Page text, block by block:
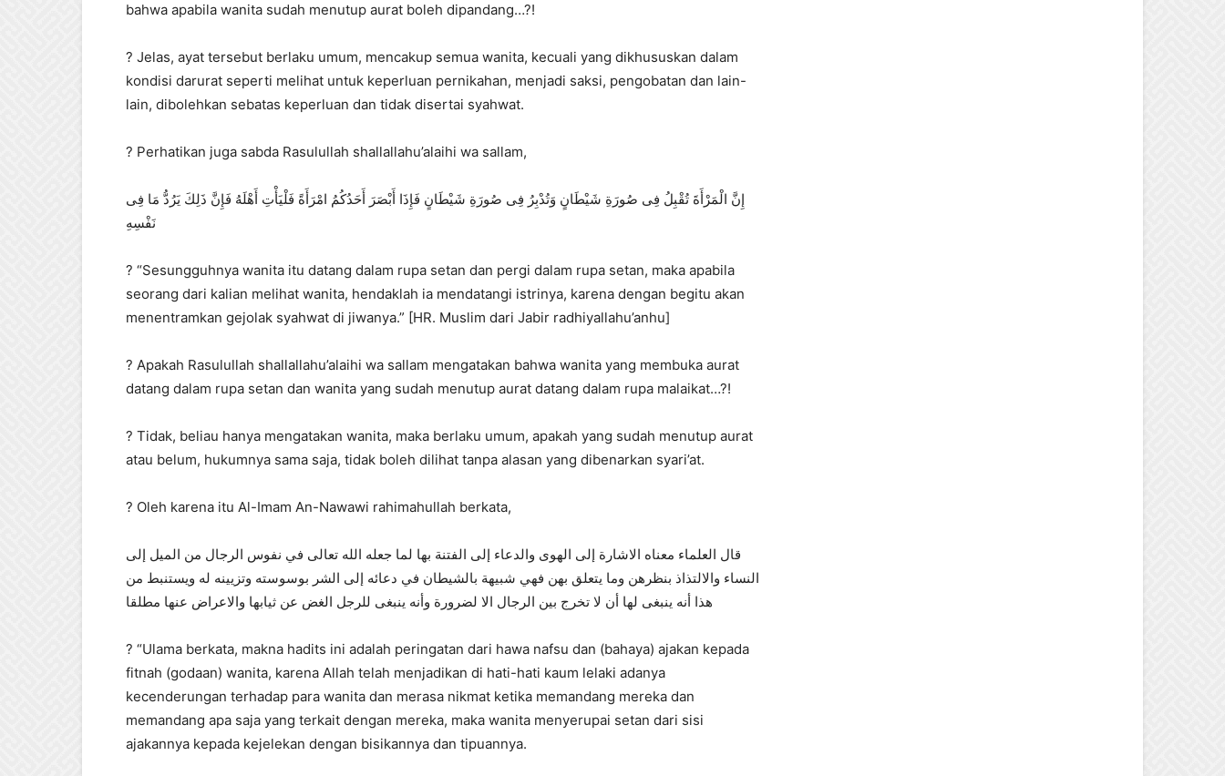
bahwa apabila wanita sudah menutup aurat boleh dipandang…?!
? Jelas, ayat tersebut berlaku umum, mencakup semua wanita, kecuali yang dikhususkan dalam
kondisi darurat seperti melihat untuk keperluan pernikahan, menjadi saksi, pengobatan dan lain-
lain, dibolehkan sebatas keperluan dan tidak disertai syahwat.
? Perhatikan juga sabda Rasulullah shallallahu’alaihi wa sallam,
إِنَّ الْمَرْأَةَ تُقْبِلُ فِى صُورَةِ شَيْطَانٍ وَتُدْبِرُ فِى صُورَةِ شَيْطَانٍ فَإِذَا أَبْصَرَ أَحَدُكُمُ امْرَأَةً فَلْيَأْتِ أَهْلَهُ فَإِنَّ ذَلِكَ يَرُدُّ مَا فِى
نَفْسِهِ
? “Sesungguhnya wanita itu datang dalam rupa setan dan pergi dalam rupa setan, maka apabila
seorang dari kalian melihat wanita, hendaklah ia mendatangi istrinya, karena dengan begitu akan
menentramkan gejolak syahwat di jiwanya.” [HR. Muslim dari Jabir radhiyallahu’anhu]
? Apakah Rasulullah shallallahu’alaihi wa sallam mengatakan bahwa wanita yang membuka aurat
datang dalam rupa setan dan wanita yang sudah menutup aurat datang dalam rupa malaikat…?!
? Tidak, beliau hanya mengatakan wanita, maka berlaku umum, apakah yang sudah menutup aurat
atau belum, hukumnya sama saja, tidak boleh dilihat tanpa alasan yang dibenarkan syari’at.
? Oleh karena itu Al-Imam An-Nawawi rahimahullah berkata,
قال العلماء معناه الاشارة إلى الهوى والدعاء إلى الفتنة بها لما جعله الله تعالى في نفوس الرجال من الميل إلى
النساء والالتذاذ بنظرهن وما يتعلق بهن فهي شبيهة بالشيطان في دعائه إلى الشر بوسوسته وتزيينه له ويستنبط من
هذا أنه ينبغى لها أن لا تخرج بين الرجال الا لضرورة وأنه ينبغى للرجل الغض عن ثيابها والاعراض عنها مطلقا
? “Ulama berkata, makna hadits ini adalah peringatan dari hawa nafsu dan (bahaya) ajakan kepada
fitnah (godaan) wanita, karena Allah telah menjadikan di hati-hati kaum lelaki adanya
kecenderungan terhadap para wanita dan merasa nikmat ketika memandang mereka dan
memandang apa saja yang terkait dengan mereka, maka wanita menyerupai setan dari sisi
ajakannya kepada kejelekan dengan bisikannya dan tipuannya.